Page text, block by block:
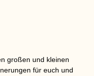
großen und kleinen
für euch und